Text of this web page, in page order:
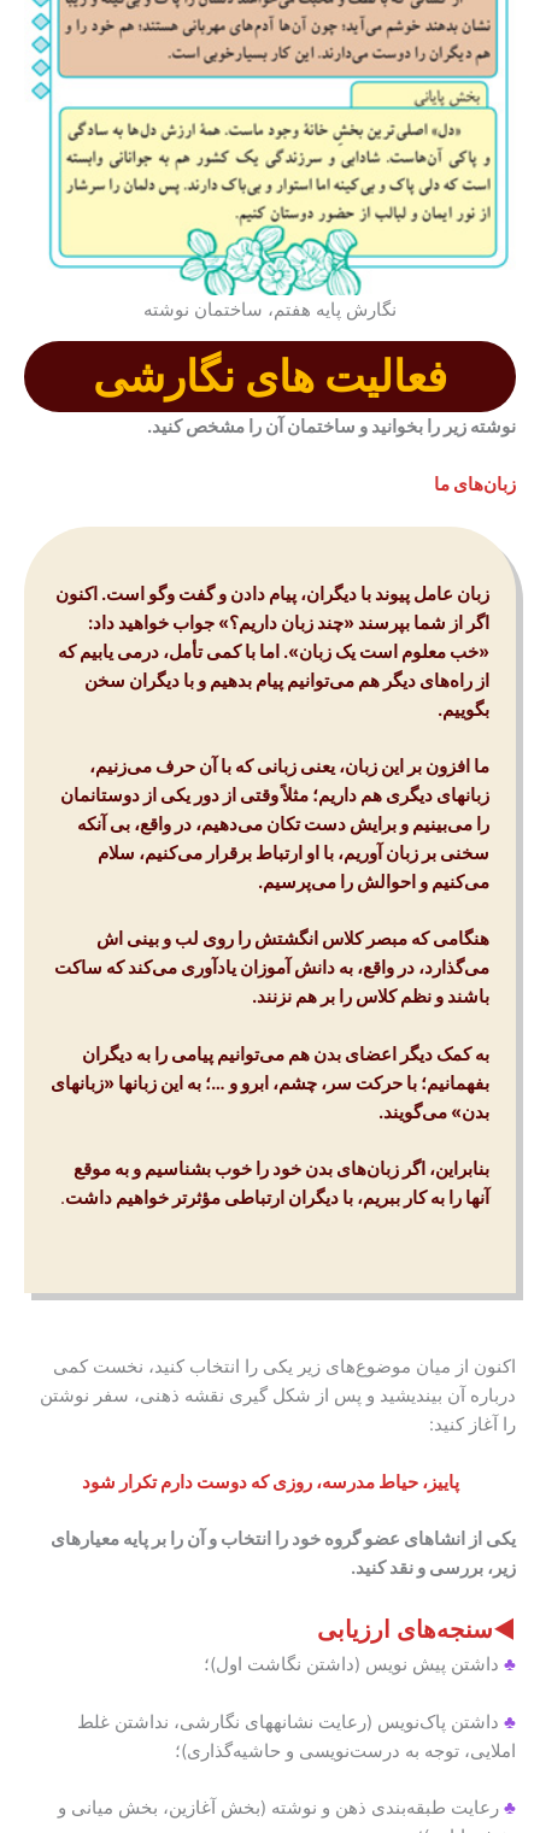
نگارش پایه هفتم، ساختمان نوشته
فعالیت های نگارشی
نوشته زیر را بخوانید و ساختمان آن را مشخص کنید.
زبان‌های ما
زبان عامل پیوند با دیگران، پیام دادن و گفت وگو است. اکنون
اگر از شما بپرسند «چند زبان داریم؟» جواب خواهید داد:
«خب معلوم است یک زبان». اما با کمی تأمل، درمی یابیم که
از راه‌های دیگر هم می‌توانیم پیام بدهیم و با دیگران سخن
بگوییم.
ما افزون بر این زبان، یعنی زبانی که با آن حرف می‌زنیم،
زبانهای دیگری هم داریم؛ مثلاً وقتی از دور یکی از دوستانمان
را می‌بینیم و برایش دست تکان می‌دهیم، در واقع، بی آنکه
سخنی بر زبان آوریم، با او ارتباط برقرار می‌کنیم، سلام
می‌کنیم و احوالش را می‌پرسیم.
هنگامی که مبصر کلاس انگشتش را روی لب و بینی اش
می‌گذارد، در واقع، به دانش آموزان یادآوری می‌کند که ساکت
باشند و نظم کلاس را بر هم نزنند.
به کمک دیگر اعضای بدن هم می‌توانیم پیامی را به دیگران
بفهمانیم؛ با حرکت سر، چشم، ابرو و …؛ به این زبانها «زبانهای
بدن» می‌گویند.
بنابراین، اگر زبان‌های بدن خود را خوب بشناسیم و به موقع
آنها را به کار ببریم، با دیگران ارتباطی مؤثرتر خواهیم داشت.
اکنون از میان موضوع‌های زیر یکی را انتخاب کنید، نخست کمی
درباره آن بیندیشید و پس از شکل گیری نقشه ذهنی، سفر نوشتن
را آغاز کنید:
پاییز، حیاط مدرسه، روزی که دوست دارم تکرار شود
یکی از انشاهای عضو گروه خود را انتخاب و آن را بر پایه معیارهای
زیر، بررسی و نقد کنید.
◄سنجه‌های ارزیابی
♣ داشتن پیش نویس (داشتن نگاشت اول)؛
♣ داشتن پاک‌نویس (رعایت نشانههای نگارشی، نداشتن غلط
املایی، توجه به درست‌نویسی و حاشیه‌گذاری)؛
♣ رعایت طبقه‌بندی ذهن و نوشته (بخش آغازین، بخش میانی و